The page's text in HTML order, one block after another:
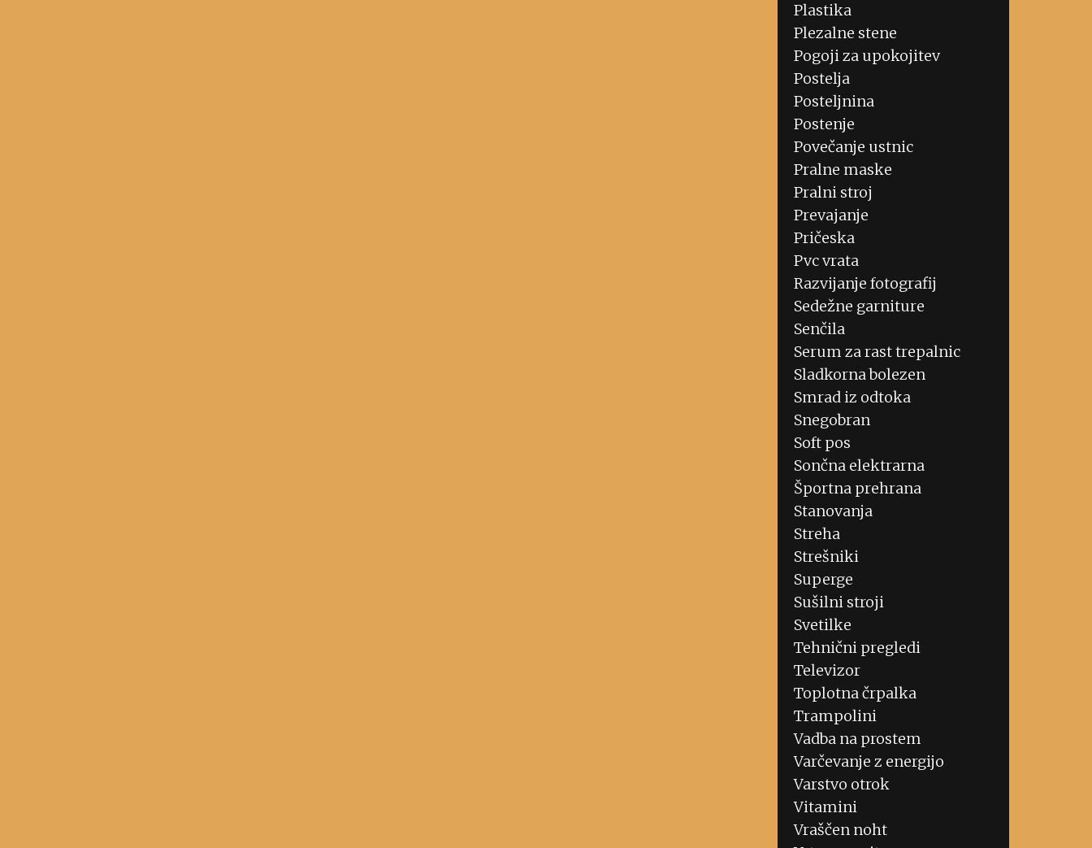
Plastika
Plezalne stene
Pogoji za upokojitev
Postelja
Posteljnina
Postenje
Povečanje ustnic
Pralne maske
Pralni stroj
Prevajanje
Pričeska
Pvc vrata
Razvijanje fotografij
Sedežne garniture
Senčila
Serum za rast trepalnic
Sladkorna bolezen
Smrad iz odtoka
Snegobran
Soft pos
Sončna elektrarna
Športna prehrana
Stanovanja
Streha
Strešniki
Superge
Sušilni stroji
Svetilke
Tehnični pregledi
Televizor
Toplotna črpalka
Trampolini
Vadba na prostem
Varčevanje z energijo
Varstvo otrok
Vitamini
Vraščen noht